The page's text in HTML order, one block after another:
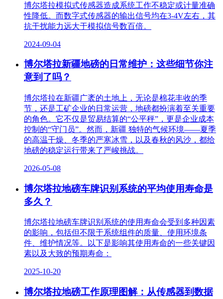
博尔塔拉模拟式传感器造成系统工作不稳定或计量准确
性降低。而数字式传感器的输出信号均在3-4V左右，其
抗干扰能力远大于模拟信号数百倍。
2024-09-04
博尔塔拉新疆地磅的日常维护：这些细节你注
意到了吗？
博尔塔拉在新疆广袤的土地上，无论是棉花丰收的季
节，还是工矿企业的日常运营，地磅都扮演着至关重要
的角色。它不仅是贸易结算的“公平秤”，更是企业成本
控制的“守门员”。然而，新疆 独特的气候环境——夏季
的高温干燥、冬季的严寒冰雪，以及春秋的风沙，都给
地磅的稳定运行带来了严峻挑战。
2026-05-08
博尔塔拉地磅车牌识别系统的平均使用寿命是
多久？
博尔塔拉地磅车牌识别系统的使用寿命会受到多种因素
的影响，包括但不限于系统组件的质量、使用环境条
件、维护情况等。以下是影响其使用寿命的一些关键因
素以及大致的预期寿命：
2025-10-20
博尔塔拉地磅工作原理图解：从传感器到数据